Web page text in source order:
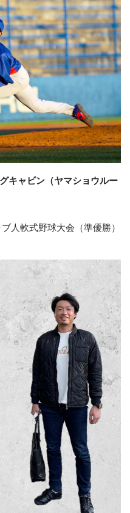
キャビン（ヤマショウルー
人軟式野球大会（準優勝）